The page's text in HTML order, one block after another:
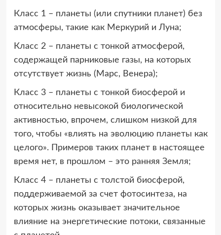
Класс 1 – планеты (или спутники планет) без
атмосферы, такие как Меркурий и Луна;
Класс 2 – планеты с тонкой атмосферой,
содержащей парниковые газы, на которых
отсутствует жизнь (Марс, Венера);
Класс 3 – планеты с тонкой биосферой и
относительно невысокой биологической
активностью, впрочем, слишком низкой для
того, чтобы «влиять на эволюцию планеты как
целого». Примеров таких планет в настоящее
время нет, в прошлом – это ранняя Земля;
Класс 4 – планеты с толстой биосферой,
поддерживаемой за счет фотосинтеза, на
которых жизнь оказывает значительное
влияние на энергетические потоки, связанные